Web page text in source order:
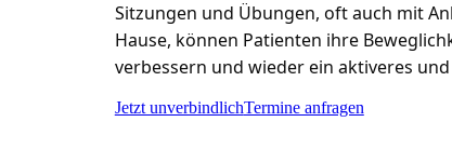
Sitzungen und Übungen, oft auch mit
Hause, können Patienten ihre
verbessern und wieder ein aktiveres
Jetzt unverbindlichTermine anfragen